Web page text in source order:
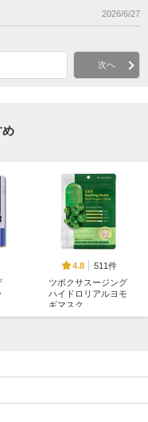
2026/6/27
次へ
め
4.8
511件
ツボクサスージング
ハイドロリアルヨモ
ギマスク